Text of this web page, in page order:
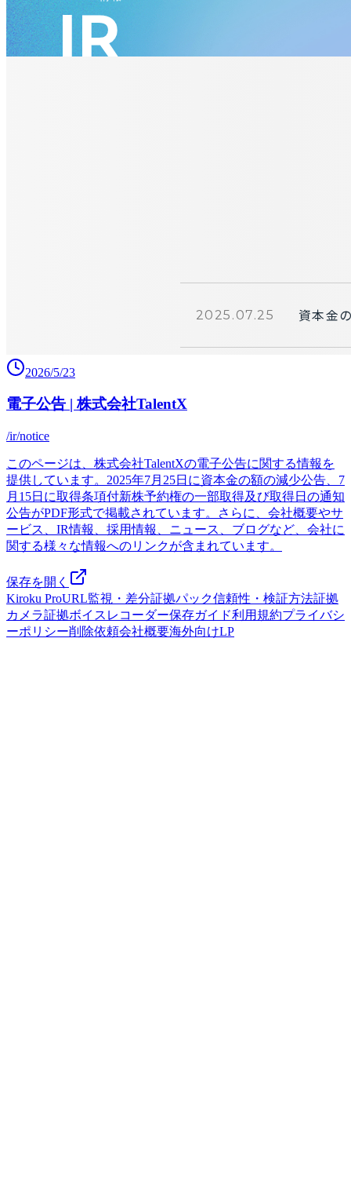
2026/5/23
電子公告 | 株式会社TalentX
/ir/notice
このページは、株式会社TalentXの電子公告に関する情報を
提供しています。2025年7月25日に資本金の額の減少公告、7
月15日に取得条項付新株予約権の一部取得及び取得日の通知
公告がPDF形式で掲載されています。さらに、会社概要やサ
ービス、IR情報、採用情報、ニュース、ブログなど、会社に
関する様々な情報へのリンクが含まれています。
保存を開く
Kiroku ProURL監視・差分証拠パック信頼性・検証方法証拠
カメラ証拠ボイスレコーダー保存ガイド利用規約プライバシ
ーポリシー削除依頼会社概要海外向けLP